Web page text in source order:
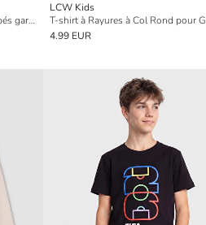
Lot de 2 T-shirts imprimés pour bébés garçons
LCW Kids
T-shirt à Rayures à Col Rond pour
4.99 EUR